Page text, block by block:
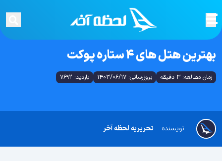
بهترین هتل های 4 ستاره پوکت
زمان مطالعه: 3 دقیقه بروزرسانی: 1403/06/17 بازدید: 7692
تحریریه لحظه آخر نویسنده